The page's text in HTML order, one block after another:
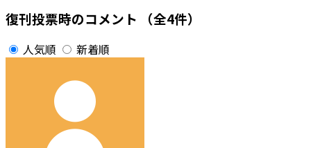
復刊投票時のコメント （全4件）
人気順 新着順